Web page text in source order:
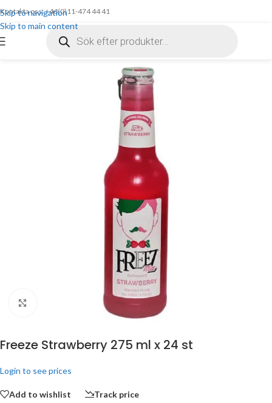
Skip to navigation
Skip to main content
Kontakta oss: +46(0)11-474 44 41
Freeze Strawberry 275 ml x 24 st
Login to see prices
Add to wishlist Track price